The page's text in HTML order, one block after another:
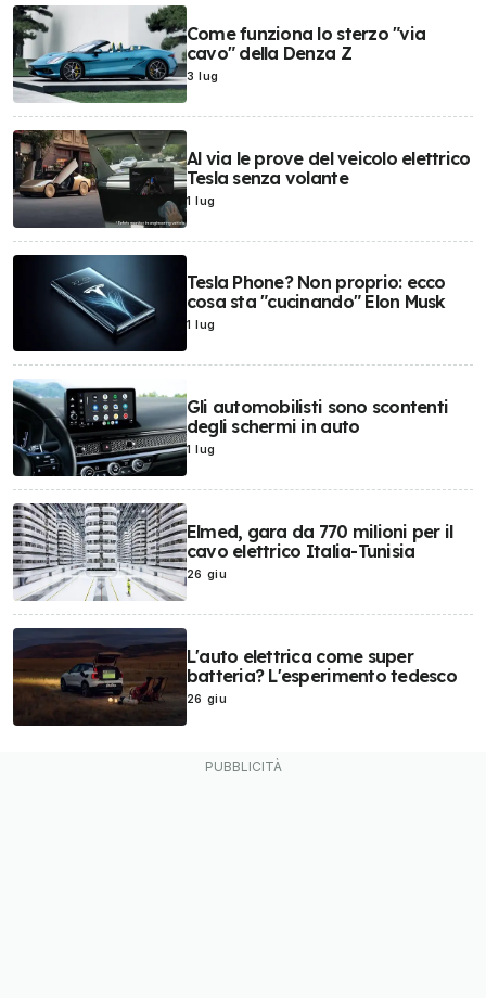
Come funziona lo sterzo "via
cavo" della Denza Z
3 lug
Al via le prove del veicolo elettrico
Tesla senza volante
1 lug
Tesla Phone? Non proprio: ecco
cosa sta "cucinando" Elon Musk
1 lug
Gli automobilisti sono scontenti
degli schermi in auto
1 lug
Elmed, gara da 770 milioni per il
cavo elettrico Italia-Tunisia
26 giu
L'auto elettrica come super
batteria? L'esperimento tedesco
26 giu